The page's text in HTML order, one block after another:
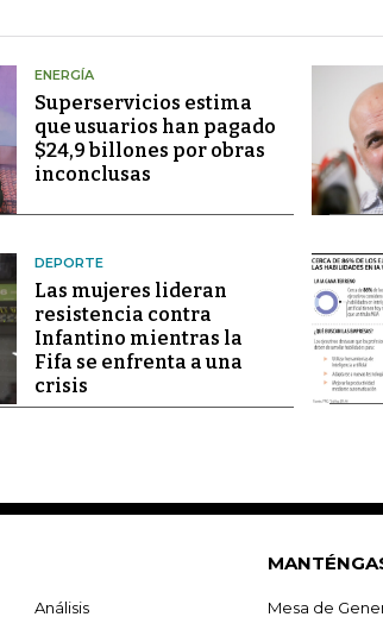
ENERGÍA
Superservicios estima
que usuarios han pagado
$24,9 billones por obras
inconclusas
DEPORTE
Las mujeres lideran
resistencia contra
Infantino mientras la
Fifa se enfrenta a una
crisis
Análisis Mesa de